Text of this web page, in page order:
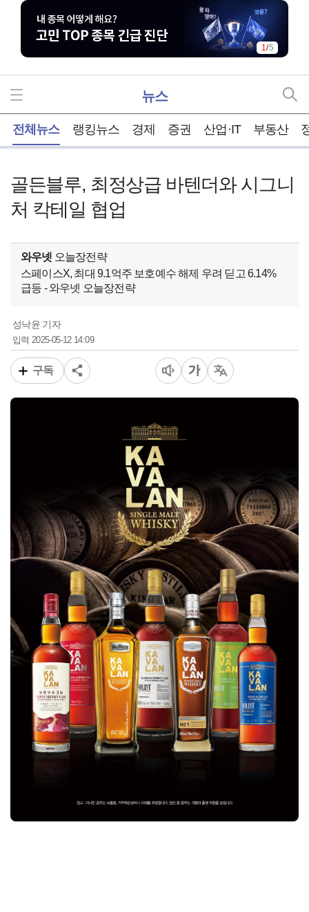
1/5
뉴스
전체뉴스 랭킹뉴스 경제 증권 산업·IT 부동산
골든블루, 최정상급 바텐더와 시그니
처 칵테일 협업
와우넷 오늘장전략
스페이스X, 최대 9.1억주 보호예수 해제 우려 딛고 6.14%
급등 - 와우넷 오늘장전략
성낙윤 기자
입력2025-05-12 14:09
구독